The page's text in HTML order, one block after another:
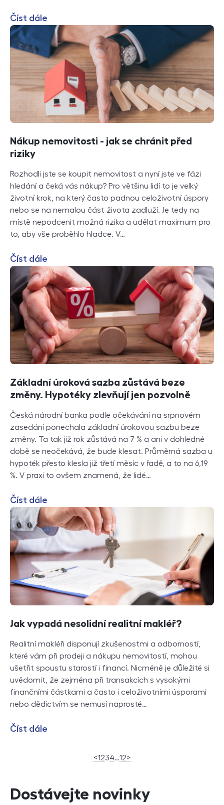
Číst dále
Nákup nemovitosti - jak se chránit před
riziky
Rozhodli jste se koupit nemovitost a nyní jste ve fázi
hledání a čeká vás nákup? Pro většinu lidí to je velký
životní krok, na který často padnou celoživotní úspory
nebo se na nemalou část života zadluží. Je tedy na
místě nepodcenit možná rizika a udělat maximum pro
to, aby vše proběhlo hladce. V…
Číst dále
Základní úroková sazba zůstává beze
změny. Hypotéky zlevňují jen pozvolně
Česká národní banka podle očekávání na srpnovém
zasedání ponechala základní úrokovou sazbu beze
změny. Ta tak již rok zůstává na 7 % a ani v dohledné
době se neočekává, že bude klesat. Průměrná sazba u
hypoték přesto klesla již třetí měsíc v řadě, a to na 6,19
%. V praxi to ovšem znamená, že lidé…
Číst dále
Jak vypadá nesolidní realitní makléř?
Realitní makléři disponují zkušenostmi a odborností,
které vám při prodeji a nákupu nemovitostí, mohou
ušetřit spoustu starostí i financí. Nicméně je důležité si
uvědomit, že zejména při transakcích s vysokými
finančními částkami a často i celoživotními úsporami
nebo dědictvím se nemusí naprosté…
Číst dále
<123(current)
4…12>
Dostávejte novinky